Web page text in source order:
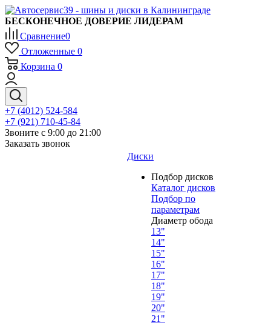
БЕСКОНЕЧНОЕ ДОВЕРИЕ ЛИДЕРАМ
Сравнение0
Отложенные 0
Корзина 0
+7 (4012) 524-584
+7 (921) 710-45-84
Звоните с 9:00 до 21:00
Заказать звонок
Диски
Подбор дисков
Каталог дисков
Подбор по
параметрам
Диаметр обода
13"
14"
15"
16"
17"
18"
19"
20"
21"